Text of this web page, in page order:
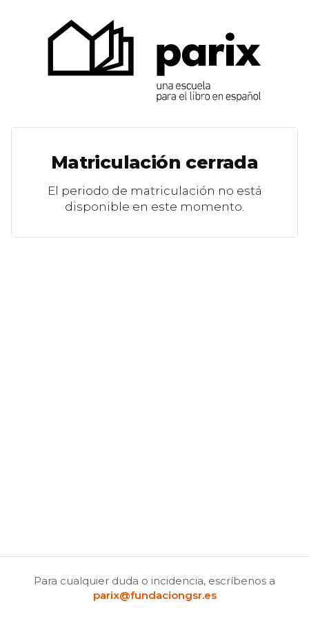
Matriculación cerrada
El periodo de matriculación no está
disponible en este momento.
Para cualquier duda o incidencia, escríbenos a
parix@fundaciongsr.es